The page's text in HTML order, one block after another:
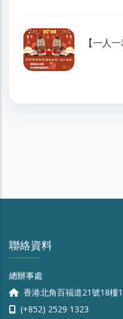
【一人
聯絡資料
總辦事處
香港北角百福道21號18樓
(+852) 2529 1323